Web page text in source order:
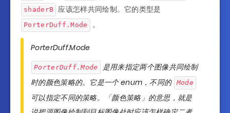
shaderB 应该怎样共同绘制。它的类型是
PorterDuff.Mode 。
PorterDuff.Mode
PorterDuff.Mode
是用来指定两个图像共同绘制
时的颜色策略的。它是一个 enum，不同的 Mode
可以指定不同的策略。「颜色策略」的意思，就是